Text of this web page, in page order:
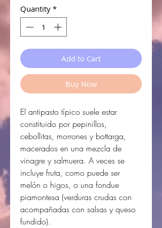
Quantity *
Add to Cart
Buy Now
El antipasto típico suele estar
constituido por pepinillos,
cebollitas, morrones y bottarga,
macerados en una mezcla de
vinagre y salmuera. A veces se
incluye fruta, como puede ser
melón o higos, o una fondue
piamontesa (verduras crudas con
acompañadas con salsas y queso
fundido).